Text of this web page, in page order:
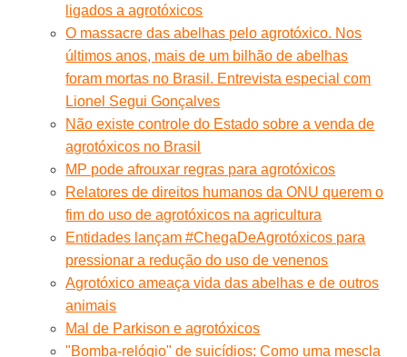
ligados a agrotóxicos
O massacre das abelhas pelo agrotóxico. Nos
últimos anos, mais de um bilhão de abelhas
foram mortas no Brasil. Entrevista especial com
Lionel Segui Gonçalves
Não existe controle do Estado sobre a venda de
agrotóxicos no Brasil
MP pode afrouxar regras para agrotóxicos
Relatores de direitos humanos da ONU querem o
fim do uso de agrotóxicos na agricultura
Entidades lançam #ChegaDeAgrotóxicos para
pressionar a redução do uso de venenos
Agrotóxico ameaça vida das abelhas e de outros
animais
Mal de Parkison e agrotóxicos
"Bomba-relógio" de suicídios: Como uma mescla